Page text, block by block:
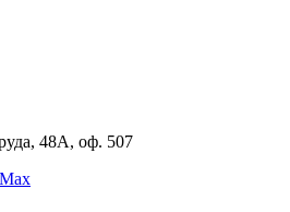
48А, оф. 507